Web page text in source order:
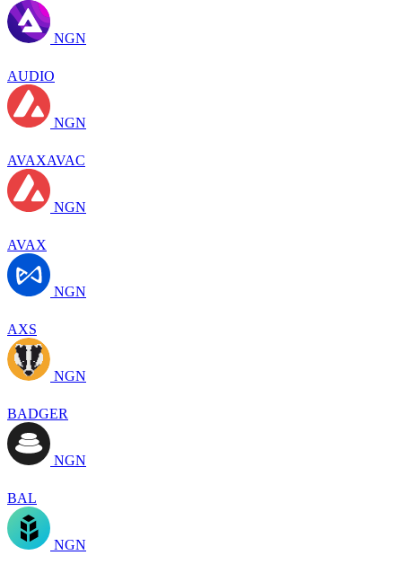
NGN
AUDIO
NGN
AVAXAVAC
NGN
AVAX
NGN
AXS
NGN
BADGER
NGN
BAL
NGN